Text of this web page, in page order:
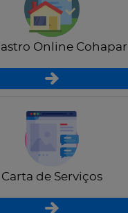
Online Cohapar
Carta de Serviços